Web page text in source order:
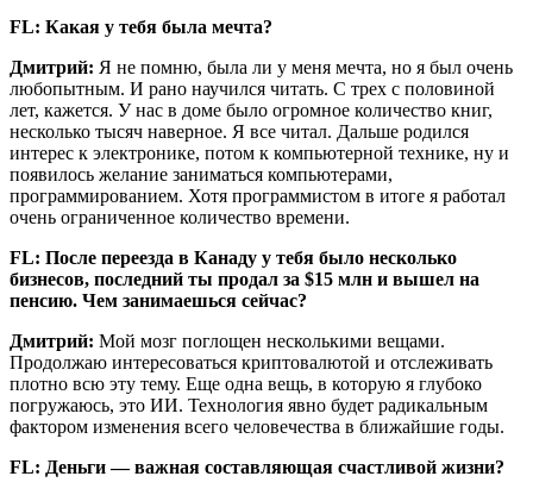
FL: Какая у тебя была мечта?
Дмитрий: Я не помню, была ли у меня мечта, но я был очень
любопытным. И рано научился читать. С трех с половиной
лет, кажется. У нас в доме было огромное количество книг,
несколько тысяч наверное. Я все читал. Дальше родился
интерес к электронике, потом к компьютерной технике, ну и
появилось желание заниматься компьютерами,
программированием. Хотя программистом в итоге я работал
очень ограниченное количество времени.
FL: После переезда в Канаду у тебя было несколько
бизнесов, последний ты продал за $15 млн и вышел на
пенсию. Чем занимаешься сейчас?
Дмитрий: Мой мозг поглощен несколькими вещами.
Продолжаю интересоваться криптовалютой и отслеживать
плотно всю эту тему. Еще одна вещь, в которую я глубоко
погружаюсь, это ИИ. Технология явно будет радикальным
фактором изменения всего человечества в ближайшие годы.
FL: Деньги — важная составляющая счастливой жизни?